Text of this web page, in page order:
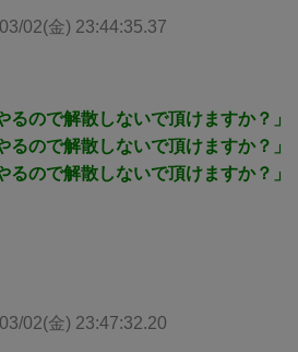
02(金) 23:44:35.37
るので解散しないで頂けますか？」
るので解散しないで頂けますか？」
るので解散しないで頂けますか？」
02(金) 23:47:32.20